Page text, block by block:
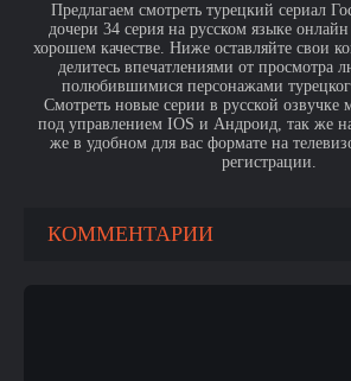
Предлагаем смотреть турецкий сериал
дочери 34 серия на русском языке
хорошем качестве. Ниже оставляйте свои
делитесь впечатлениями от просмотра
полюбившимися персонажами
Смотреть новые серии в русской
под управлением IOS и Андроид, так же
же в удобном для вас формате на
регистрации.
КОММЕНТАРИИ